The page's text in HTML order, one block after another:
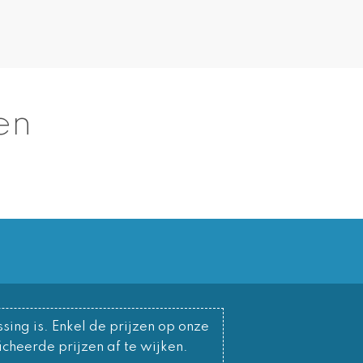
is. Enkel de prijzen op onze
prijzen af te wijken.